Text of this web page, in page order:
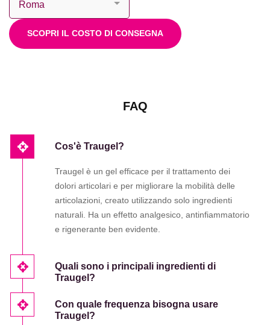
SCOPRI IL COSTO DI CONSEGNA
FAQ
Cos'è Traugel?
Traugel è un gel efficace per il trattamento dei
dolori articolari e per migliorare la mobilità delle
articolazioni, creato utilizzando solo ingredienti
naturali. Ha un effetto analgesico, antinfiammatorio
e rigenerante ben evidente.
Quali sono i principali ingredienti di
Traugel?
Con quale frequenza bisogna usare
Traugel?